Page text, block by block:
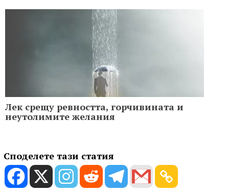
Лек срещу ревността, горчивината и
неутолимите желания
Споделете тази статия